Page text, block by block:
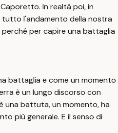
In realtà poi, in
tutto l'andamento della nostra
per capire una battaglia
battaglia e come un momento
è un lungo discorso con
una battuta, un momento, ha
più generale. E il senso di